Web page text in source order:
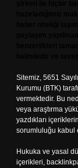
Sitemiz, 5651
Kurumu (BTK)
vermektedir. Bu
veya araştırma
yazdıkları
sorumluluğu kabul
Hukuka ve yasal
içerikleri,